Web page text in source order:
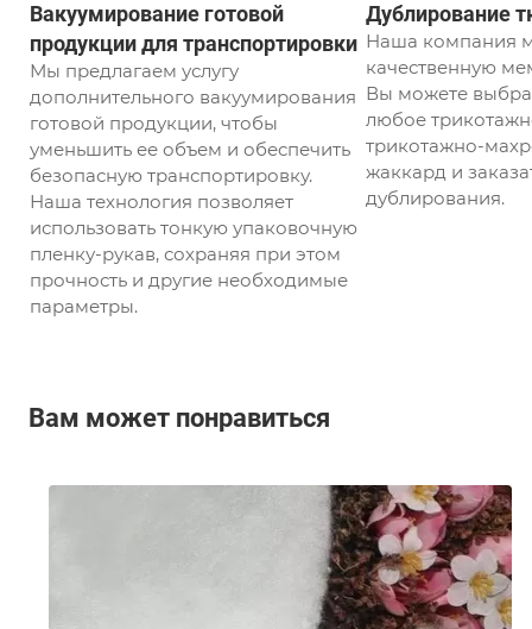
Вакуумирование готовой
продукции для транспортировки
Мы предлагаем услугу
дополнительного вакуумирования
готовой продукции, чтобы
уменьшить ее объем и обеспечить
безопасную транспортировку.
Наша технология позволяет
использовать тонкую упаковочную
пленку-рукав, сохраняя при этом
прочность и другие необходимые
параметры.
Дублирование
Наша компания
качественную
Вы можете
любое
трикотажно-
жаккард и
дублирования.
Вам может понравиться